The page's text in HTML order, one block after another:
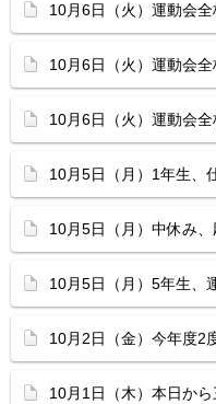
10月6日（火）運動会
10月6日（火）運動会
10月6日（火）運動会
10月5日（月）1年生、
10月5日（月）中休み、
10月5日（月）5年生、
10月2日（金）今年度2
10月1日（木）本日から